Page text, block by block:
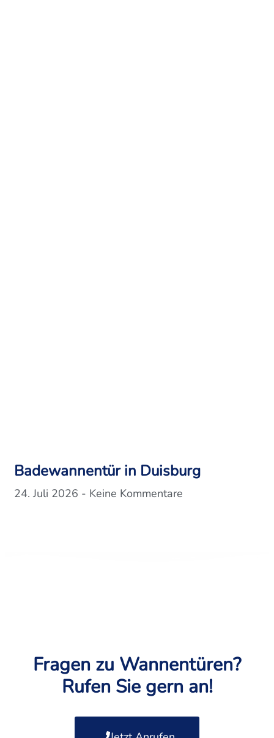
Badewannentür in Duisburg
24. Juli 2026 Keine Kommentare
Fragen zu Wannentüren?
Rufen Sie gern an!